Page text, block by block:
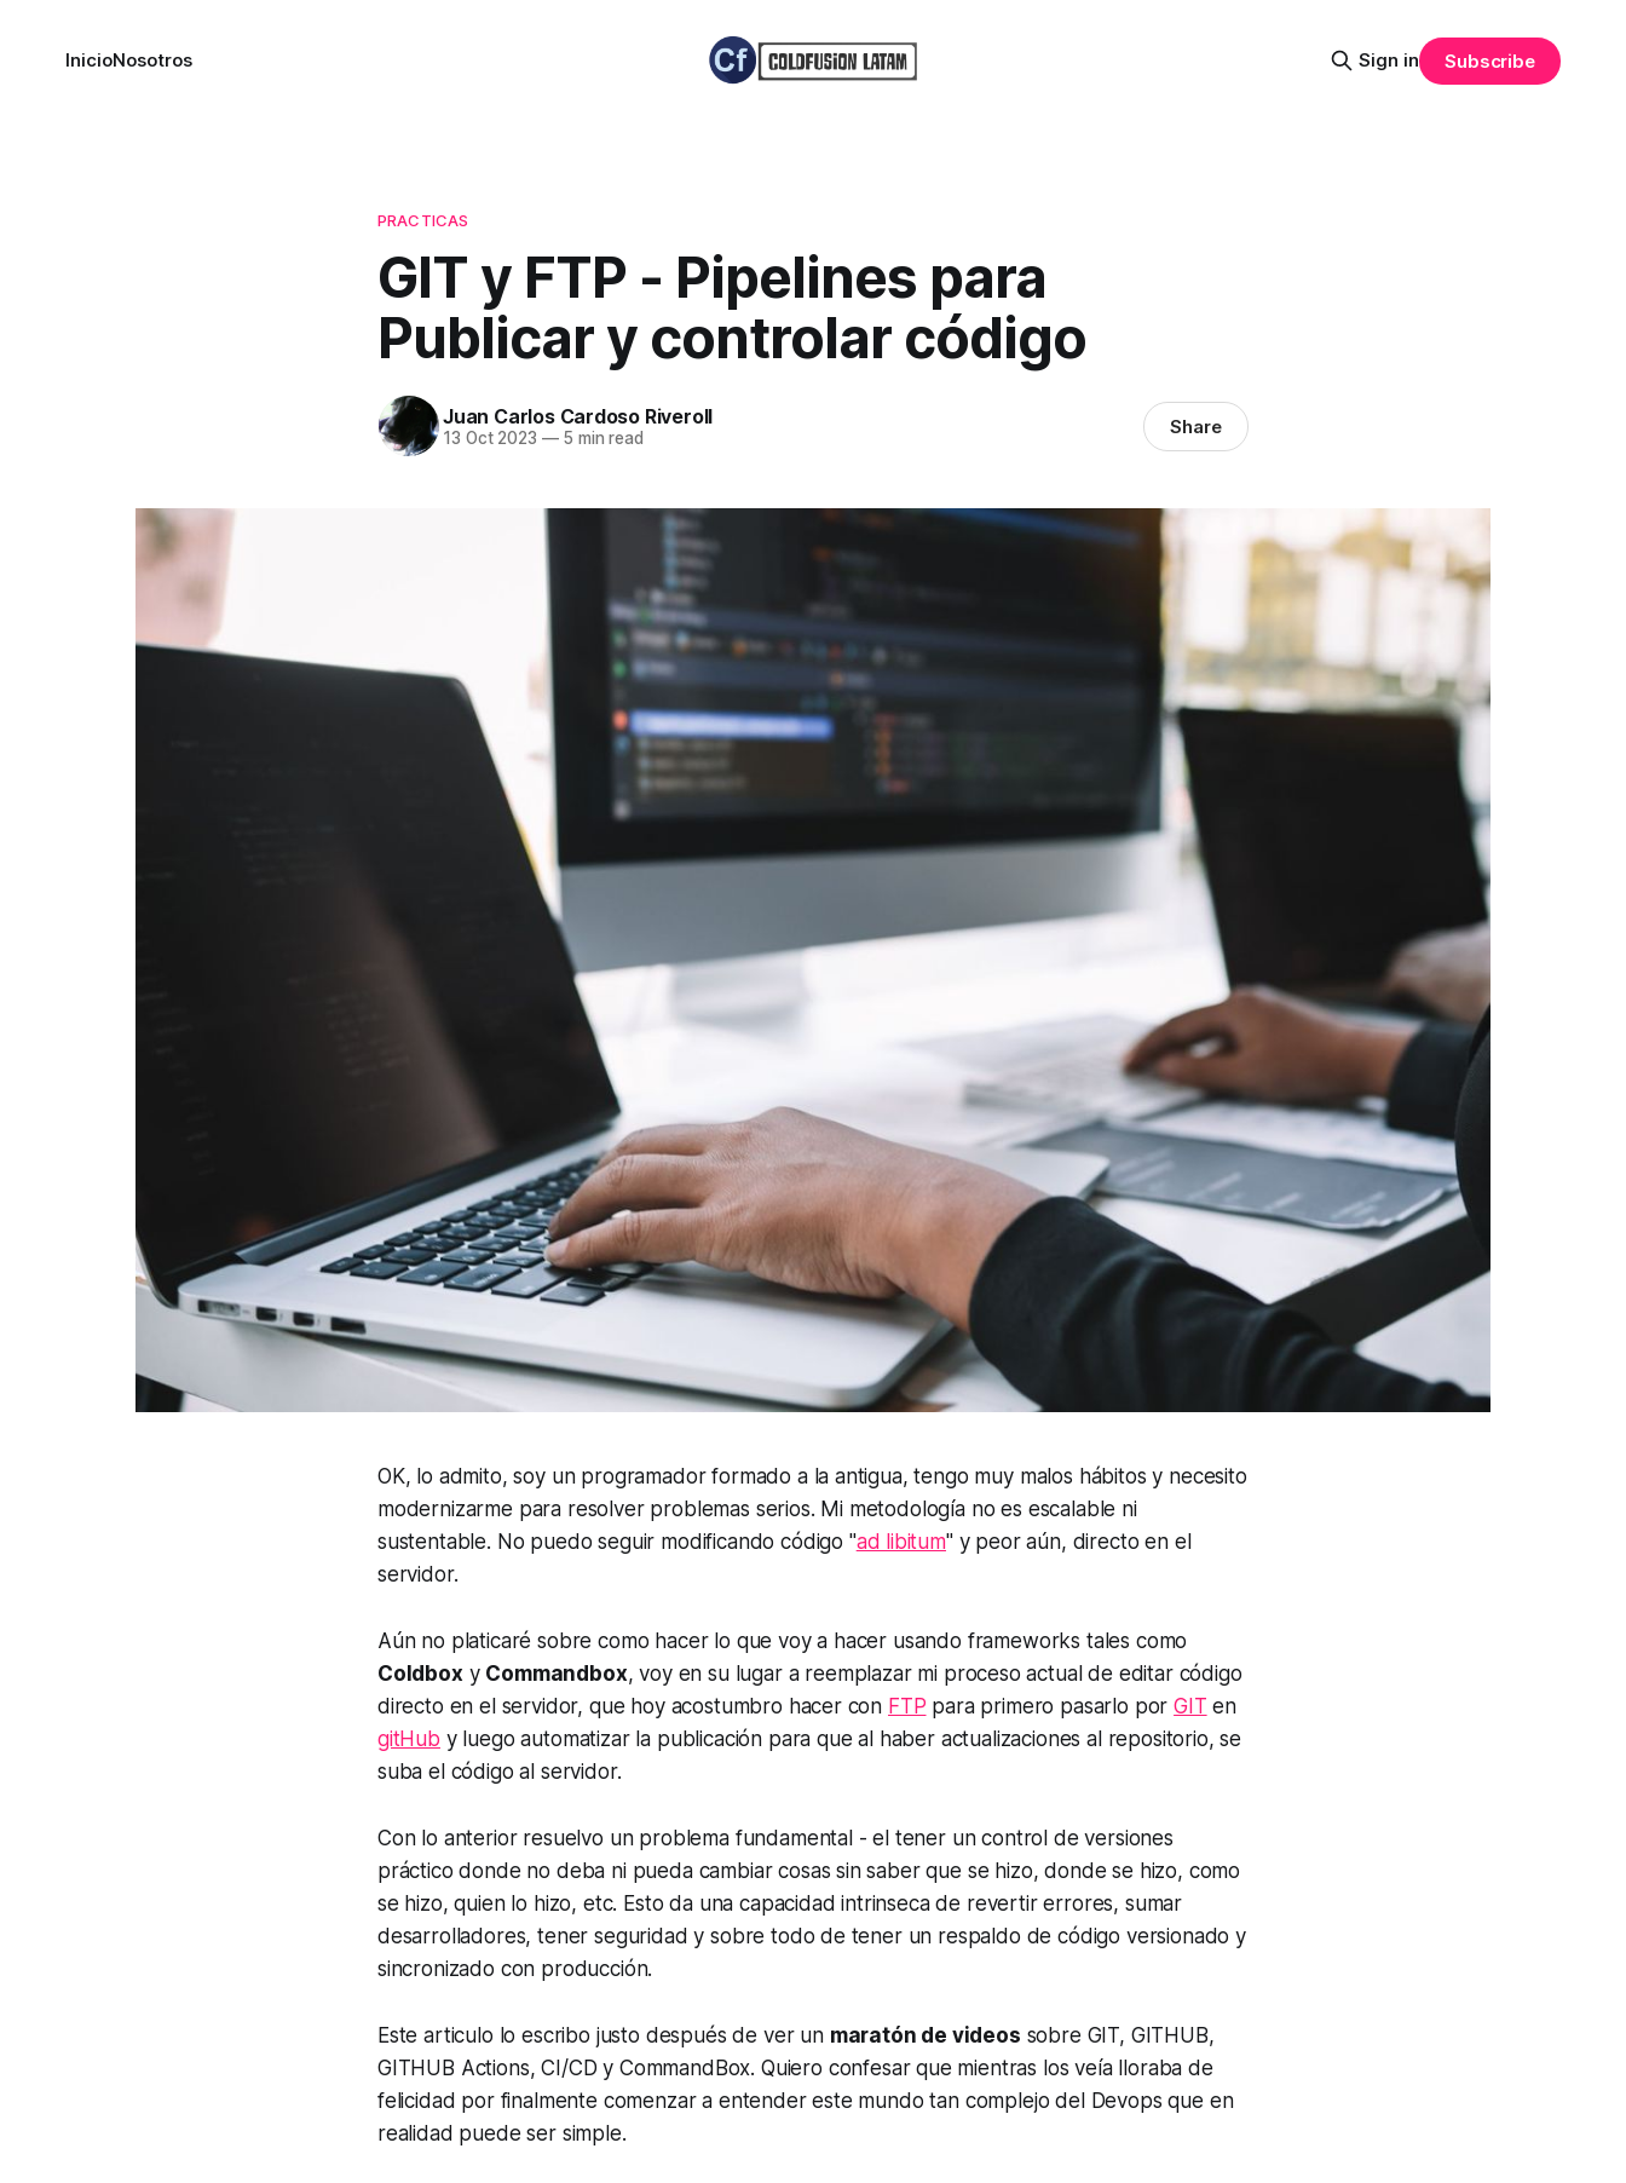
InicioNosotros Sign in Subscribe
PRACTICAS
GIT y FTP - Pipelines para
Publicar y controlar código
Juan Carlos Cardoso Riveroll
13 Oct 2023 —5 min read Share
OK, lo admito, soy un programador formado a la antigua, tengo muy malos hábitos y necesito
modernizarme para resolver problemas serios. Mi metodología no es escalable ni
sustentable. No puedo seguir modificando código "ad libitum" y peor aún, directo en el
servidor.
Aún no platicaré sobre como hacer lo que voy a hacer usando frameworks tales como
Coldbox y Commandbox, voy en su lugar a reemplazar mi proceso actual de editar código
directo en el servidor, que hoy acostumbro hacer con FTP para primero pasarlo porGIT en
gitHub y luego automatizar la publicación para que al haber actualizaciones al repositorio, se
suba el código al servidor.
Con lo anterior resuelvo un problema fundamental - el tener un control de versiones
práctico donde no deba ni pueda cambiar cosas sin saber que se hizo, donde se hizo, como
se hizo, quien lo hizo, etc. Esto da una capacidad intrinseca de revertir errores, sumar
desarrolladores, tener seguridad y sobre todo de tener un respaldo de código versionado y
sincronizado con producción.
Este articulo lo escribo justo después de ver un maratón de videos sobre GIT, GITHUB,
GITHUB Actions, CI/CD y CommandBox. Quiero confesar que mientras los veía lloraba de
felicidad por finalmente comenzar a entender este mundo tan complejo del Devops que en
realidad puede ser simple.